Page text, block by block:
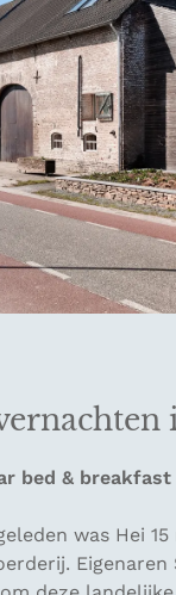
bed & breakfast
was Hei